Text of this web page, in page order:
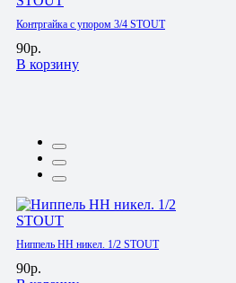
Контргайка с упором 3/4 STOUT
90р.
В корзину
Ниппель HH никел. 1/2 STOUT
90р.